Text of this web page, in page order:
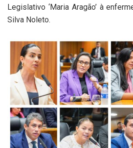
Legislativo ‘Maria Aragão’ à
Silva Noleto.